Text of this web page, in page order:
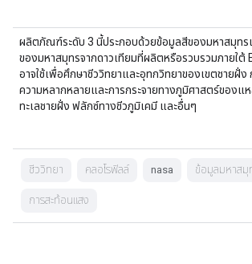
ผลิตภัณฑ์ระดับ 3 นี้ประกอบด้วยข้อมูลสีของมหาสมุทร
ของมหาสมุทรจากดาวเทียมที่ผลิตหรือรวบรวมภายใต้
อาจใช้เพื่อศึกษาชีววิทยาและอุทกวิทยาของเขตชายฝั่ง
ความหลากหลายและการกระจายทางภูมิศาสตร์ของแ
ทะเลชายฝั่ง ฟลักซ์ทางชีวภูมิเคมี และอื่นๆ
ชีววิทยา คลอโรฟิลล์ nasa ข้อมูลมหาสมุ
การสะท้อนแสง